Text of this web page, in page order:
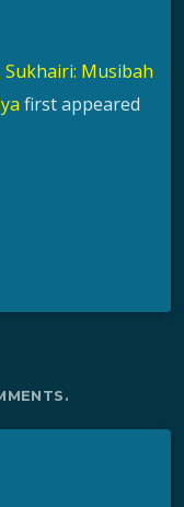
Sukhairi: Musibah
first appeared